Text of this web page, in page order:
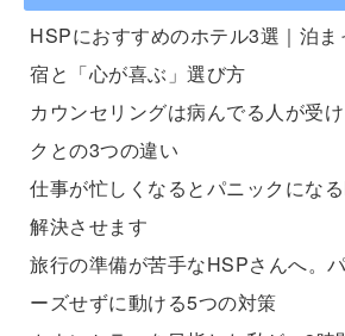
HSPにおすすめのホテル3選｜泊
宿と「心が喜ぶ」選び方
カウンセリングは病んでる人が受
クとの3つの違い
仕事が忙しくなるとパニックにな
解決させます
旅行の準備が苦手なHSPさんへ。
ーズせずに動ける5つの対策